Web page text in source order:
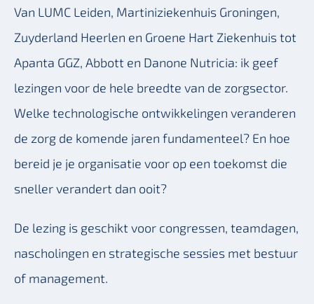
Van LUMC Leiden, Martiniziekenhuis Groningen,
Zuyderland Heerlen en Groene Hart Ziekenhuis tot
Apanta GGZ, Abbott en Danone Nutricia: ik geef
lezingen voor de hele breedte van de zorgsector.
Welke technologische ontwikkelingen veranderen
de zorg de komende jaren fundamenteel? En hoe
bereid je je organisatie voor op een toekomst die
sneller verandert dan ooit?
De lezing is geschikt voor congressen, teamdagen,
nascholingen en strategische sessies met bestuur
of management.